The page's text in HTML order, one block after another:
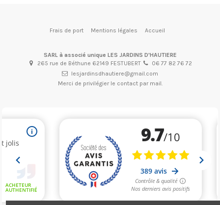
Frais de port Mentions légales Accueil
SARL à associé unique LES JARDINS D'HAUTIERE
265 rue de Béthune 62149 FESTUBERT
06 77 82 76 72
lesjardinsdhautiere@gmail.com
Merci de privilégier le contact par mail.